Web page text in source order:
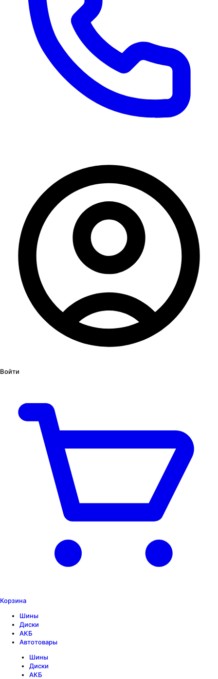
Войти
Корзина
Шины
Диски
АКБ
Автотовары
Шины
Диски
АКБ